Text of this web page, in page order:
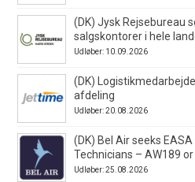
(DK) Jysk Rejsebureau
salgskontorer i hele
Udløber: 10.09.2026
(DK)
afdeling
Udløber: 20.08.2026
(DK) Bel Air seeks
Technicians – AW189
Udløber: 25.08.2026